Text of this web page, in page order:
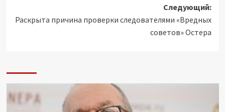
Следующий:
Раскрыта причина проверки следователями «Вредных
советов» Остера